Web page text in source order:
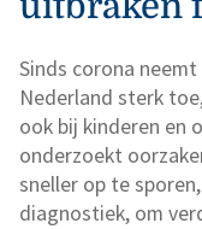
Sinds corona
Nederland sterk
ook bij kinderen en
onderzoekt
sneller op te
diagnostiek, om